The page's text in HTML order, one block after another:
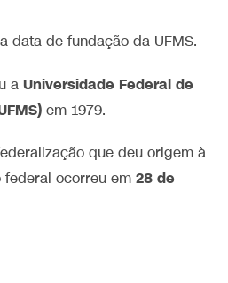
data de fundação da UFMS.
aUniversidade Federal de
em 1979.
que deu origem à
federal ocorreu em28 de